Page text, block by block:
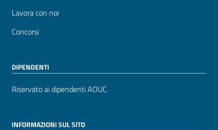
Lavora con noi
Concorsi
DIPENDENTI
Riservato ai dipendenti AOUC
INFORMAZIONI SUL SITO